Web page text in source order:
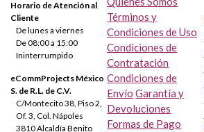
Horario de Atención al
Cliente
De lunes a viernes
De 08:00 a 15:00
Ininterrumpido
eCommProjects México
S. de R.L. de C.V.
C/Montecito 38, Piso 2,
Of. 3, Col. Nápoles
3810 Alcaldía Benito
Términos y
Condiciones de Uso
Condiciones de
Contratación
Condiciones de
Envío Garantía y
Devoluciones
Formas de Pago